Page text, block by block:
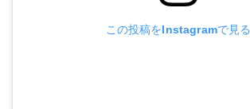
この投稿をInstagramで見る